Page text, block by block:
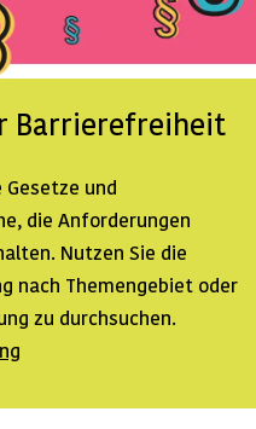
Barrierefreiheit
und
die Anforderungen
Nutzen Sie die
nach Themengebiet oder
zu durchsuchen.